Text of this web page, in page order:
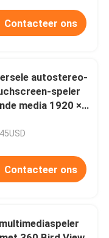
Contacteer ons
autostereo-
speler
media 1920 ×
Contacteer ons